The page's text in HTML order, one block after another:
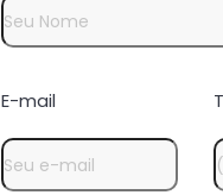
E-mail